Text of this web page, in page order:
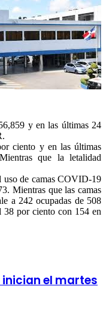
y en las últimas 24
ciento y en las últimas
que la letalidad
uso de camas COVID-19
Mientras que las camas
a 242 ocupadas de 508
38 por ciento con 154 en
el martes